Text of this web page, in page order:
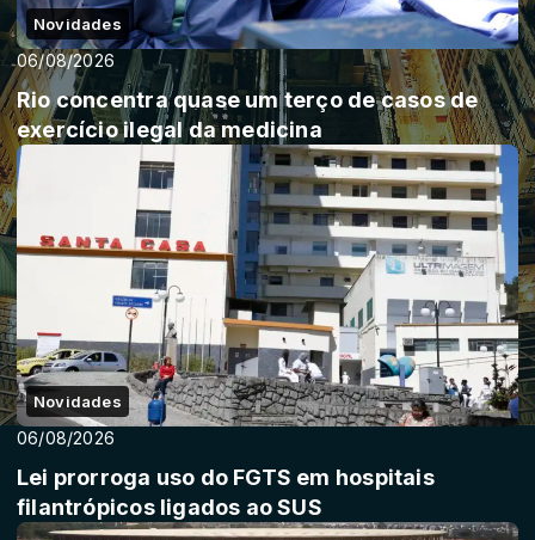
Novidades
06/08/2026
Rio concentra quase um terço de casos de
exercício ilegal da medicina
Novidades
06/08/2026
Lei prorroga uso do FGTS em hospitais
filantrópicos ligados ao SUS